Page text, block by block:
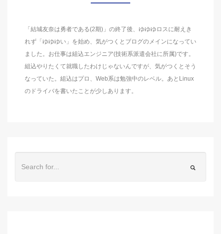
「結城友奈は勇者である(2期)」の終了後、ゆゆゆロスに耐えき
れず「ゆゆゆい」を始め、気がつくとブログのメインになってい
ました。お仕事は組込エンジニア(技術系派遣会社に所属)です。
組込やりたくて就職したわけじゃないんですが、気がつくとそう
なっていた。組込はプロ、Web系は勉強中のレベル。あとLinux
のドライバを書いたことが少しあります。